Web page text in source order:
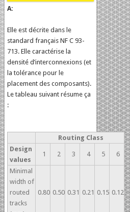
A:
Elle est décrite dans le
standard français NF C 93-
713. Elle caractérise la
densité d’interconnexions (et
la tolérance pour le
placement des composants).
Le tableau suivant résume ça
:
Routing Class
Design
values
1 2 3 4 5 6
Minimal
width of
routed
tracks
0.80 0.50 0.31 0.21 0.15 0.12